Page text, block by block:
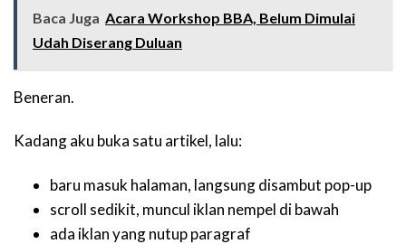
Baca Juga Acara Workshop BBA, Belum Dimulai
Udah Diserang Duluan
Beneran.
Kadang aku buka satu artikel, lalu:
baru masuk halaman, langsung disambut pop-up
scroll sedikit, muncul iklan nempel di bawah
ada iklan yang nutup paragraf